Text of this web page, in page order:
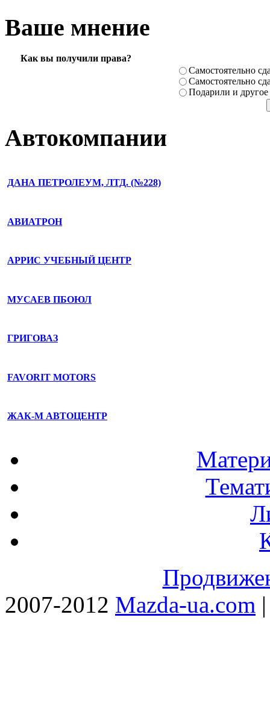
Ваше мнение
Как вы получили права?
Самостоя­тельно
Самостоя­тельно
Подарили­ и другое
Автокомпании
ДАНА ПЕТРОЛЕУМ, ЛТД. (№228)
АВИАТРОН
АРРИС УЧЕБНЫЙ ЦЕНТР
МУСАЕВ ПБОЮЛ
ГРИГОВАЗ
FAVORIT MOTORS
ЖАК-М АВТОЦЕНТР
2007-2012 Mazda-ua.com